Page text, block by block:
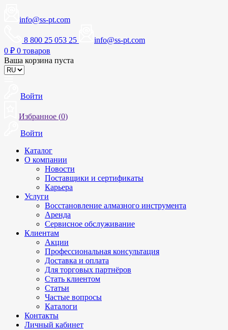
info@ss-pt.com
8 800 25 053 25
info@ss-pt.com
0 ₽ 0 товаров
Ваша корзина пуста
Войти
Избранное (0)
Войти
Каталог
О компании
Новости
Поставщики и сертификаты
Карьера
Услуги
Восстановление алмазного инструмента
Аренда
Сервисное обслуживание
Клиентам
Акции
Профессиональная консультация
Доставка и оплата
Для торговых партнёров
Стать клиентом
Статьи
Частые вопросы
Каталоги
Контакты
Личный кабинет